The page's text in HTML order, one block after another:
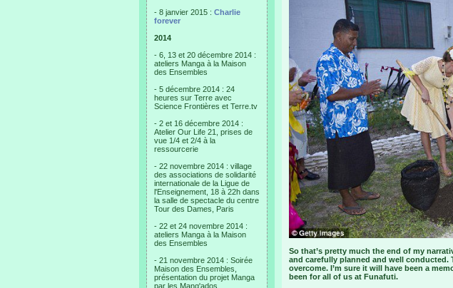
- 8 janvier 2015 : Charlie
forever
2014
- 6, 13 et 20 décembre 2014 :
ateliers Manga à la Maison
des Ensembles
- 5 décembre 2014 : 24
heures sur Terre avec
Science Frontières et Terre.tv
- 2 et 16 décembre 2014 :
Atelier Our Life 21, prises de
vue 1/4 et 2/4 à la
ressourcerie
- 22 novembre 2014 : village
des associations de solidarité
internationale de la Ligue de
l'Enseignement, 18 à 22h dans
la salle de spectacle du centre
Tour des Dames, Paris
- 22 et 24 novembre 2014 :
ateliers Manga à la Maison
des Ensembles
- 21 novembre 2014 : Soirée
Maison des Ensembles,
présentation du projet Manga
par les Mang'ados
So that’s pretty much the end of my
and carefully planned and well conducted.
overcome. I’m sure it will have been a
been for all of us at Funafuti.